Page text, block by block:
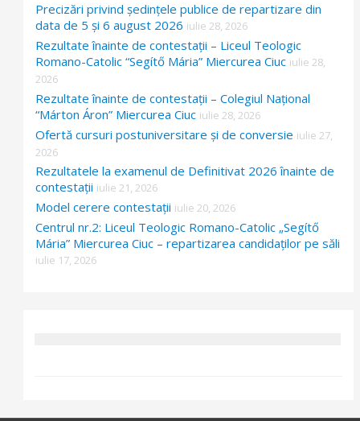
Precizări privind ședințele publice de repartizare din
data de 5 și 6 august 2026 iulie 28, 2026
Rezultate înainte de contestații – Liceul Teologic
Romano-Catolic “Segítő Mária” Miercurea Ciuc iulie 28,
2026
Rezultate înainte de contestații – Colegiul Național
“Márton Áron” Miercurea Ciuc iulie 28, 2026
Ofertă cursuri postuniversitare și de conversie iulie 27,
2026
Rezultatele la examenul de Definitivat 2026 înainte de
contestații iulie 21, 2026
Model cerere contestații iulie 20, 2026
Centrul nr.2: Liceul Teologic Romano-Catolic „Segítő
Mária” Miercurea Ciuc – repartizarea candidaților pe săli
iulie 17, 2026